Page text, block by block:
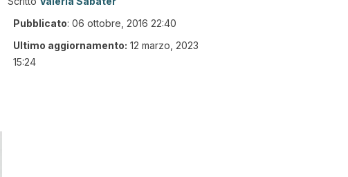
Pubblicato: 06 ottobre, 2016 22:40
Ultimo aggiornamento: 12 marzo, 2023
15:24